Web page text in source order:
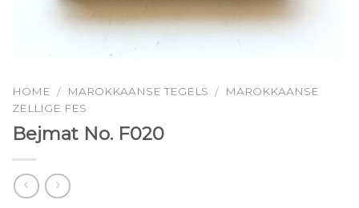
HOME / MAROKKAANSE TEGELS /
MAROKKAANSE
ZELLIGE FES
Bejmat No. F020